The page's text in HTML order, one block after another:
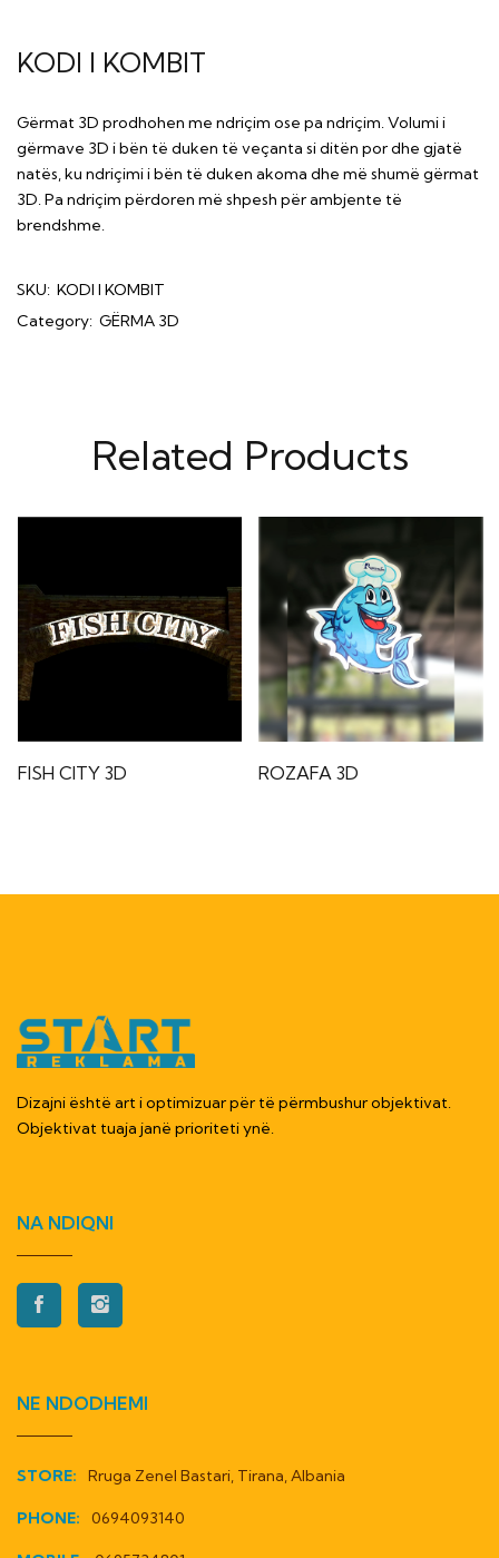
KODI I KOMBIT
Gërmat 3D prodhohen me ndriçim ose pa ndriçim. Volumi i
gërmave 3D i bën të duken të veçanta si ditën por dhe gjatë
natës, ku ndriçimi i bën të duken akoma dhe më shumë gërmat
3D. Pa ndriçim përdoren më shpesh për ambjente të
brendshme.
SKU: KODI I KOMBIT
Category: GËRMA 3D
Related Products
FISH CITY 3D ROZAFA 3D
Dizajni është art i optimizuar për të përmbushur objektivat.
Objektivat tuaja janë prioriteti ynë.
NA NDIQNI
NE NDODHEMI
STORE: Rruga Zenel Bastari, Tirana, Albania
PHONE: 0694093140